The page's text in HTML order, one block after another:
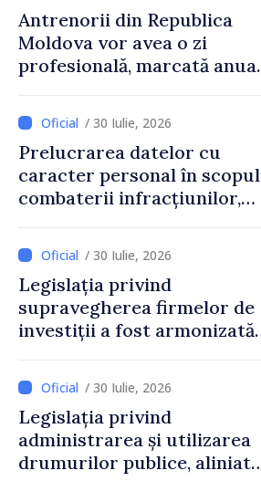
Antrenorii din Republica
Moldova vor avea o zi
profesională, marcată anual
/ 30 Iulie, 2026
Prelucrarea datelor cu
caracter personal în scopul
combaterii infracțiunilor,
/ 30 Iulie, 2026
Legislația privind
supravegherea firmelor de
investiții a fost armonizată
/ 30 Iulie, 2026
Legislația privind
administrarea și utilizarea
drumurilor publice, aliniată